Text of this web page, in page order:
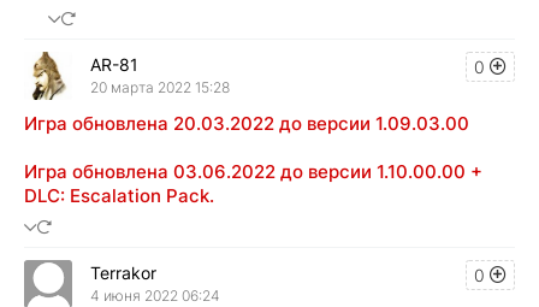
0
AR-81
20 марта 2022 15:28
Игра обновлена 20.03.2022 до версии 1.09.03.00
Игра обновлена 03.06.2022 до версии 1.10.00.00 +
DLC: Escalation Pack.
0
Terrakor
4 июня 2022 06:24